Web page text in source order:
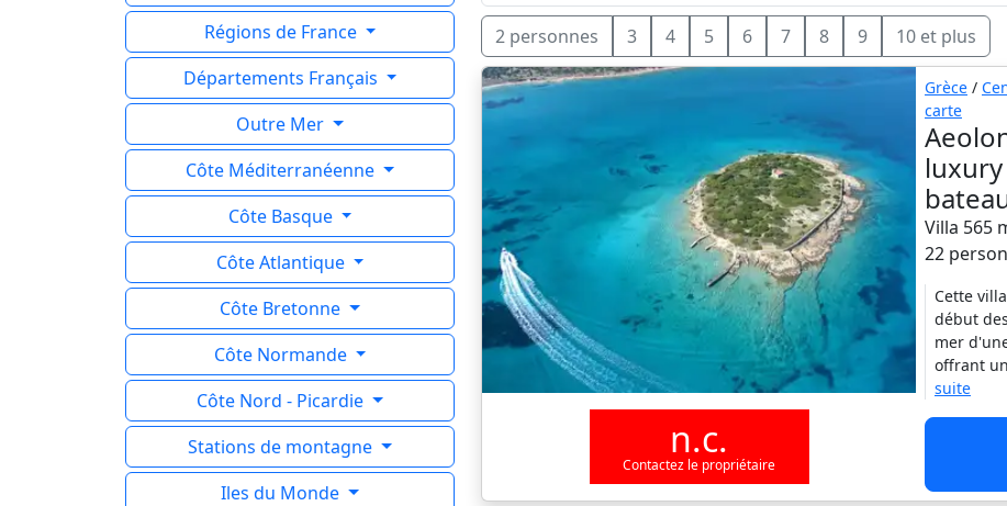
Régions de France
Départements Français
Outre Mer
Côte Méditerranéenne
Côte Basque
Côte Atlantique
Côte Bretonne
Côte Normande
Côte Nord - Picardie
Stations de montagne
Iles du Monde
2 personnes 3 4 5 6 7 8 9 10 et plus
n.c.
Contactez le propriétaire
Grèce /
carte
Villa 565
22
Cette
début
mer
offrant
suite